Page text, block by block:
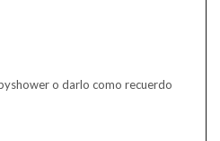
o darlo como recuerdo